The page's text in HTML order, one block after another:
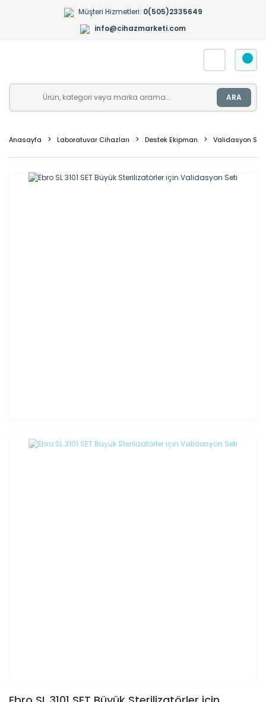
Müşteri Hizmetleri: 0(505)2335649
info@cihazmarketi.com
ARA
Anasayfa Laboratuvar Cihazları Destek Ekipman Validasyon Seti